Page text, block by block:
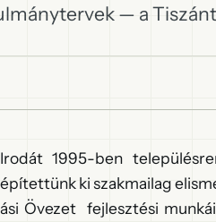
— a
1995-ben
ki szakmailag
Övezet fejlesztési